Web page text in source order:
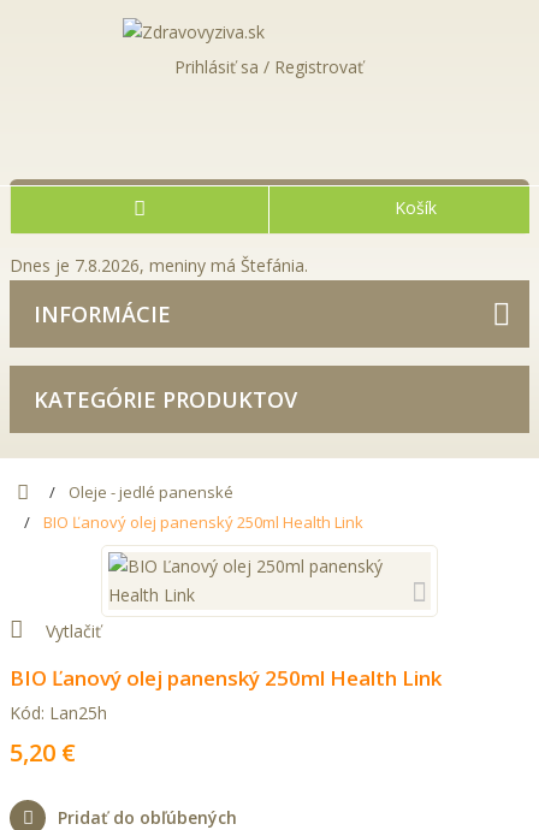
Prihlásiť sa / Registrovať
Košík
Dnes je 7.8.2026, meniny má Štefánia.
INFORMÁCIE
KATEGÓRIE PRODUKTOV
Oleje - jedlé panenské
BIO Ľanový olej panenský 250ml Health Link
Vytlačiť
BIO Ľanový olej panenský 250ml Health Link
Kód: Lan25h
5,20 €
Pridať do obľúbených